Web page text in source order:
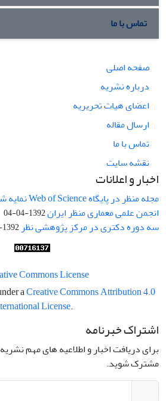
تماس با ما
صفحه اصلی
درباره نشریه
اعضای هیات تحریریه
ارسال مقاله
تماس با ما
نقشه سایت
اخبار و اعلانات
مجله منظر در پایگاه Web of Science نمایه شد.
انجمن علمی معماری منظر ایران1392-04-04
سه دوره دکتری در مرکز پژوهشی نظر 1392-04-04
aCreative Commons Attribution 4.0
License.
اشتراک خبرنامه
برای دریافت اخبار و اطلاعیه های مهم
مشترک شوید.